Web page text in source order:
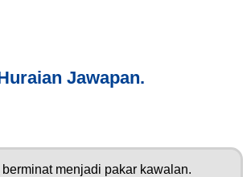
Jawapan.
berminat menjadi pakar kawalan.